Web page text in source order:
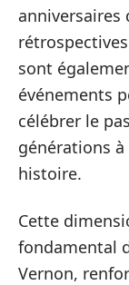
anniversaires
sont
événements
célébrer le
générations à
histoire.
Cette
fondamental
Vernon,